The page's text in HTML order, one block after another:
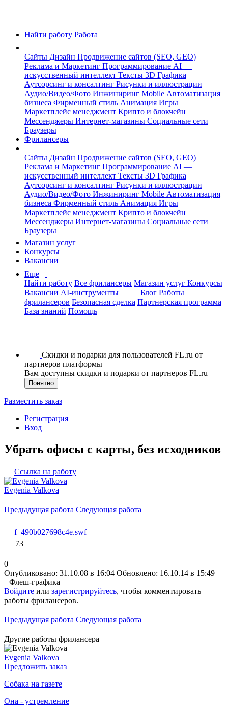
Найти работу Работа
Сайты Дизайн Продвижение сайтов (SEO, GEO)
Реклама и Маркетинг Программирование AI —
искусственный интеллект Тексты 3D Графика
Аутсорсинг и консалтинг Рисунки и иллюстрации
Аудио/Видео/Фото Инжиниринг Mobile Автоматизация
бизнеса Фирменный стиль Анимация Игры
Маркетплейс менеджмент Крипто и блокчейн
Мессенджеры Интернет-магазины Социальные сети
Браузеры
Фрилансеры
Сайты Дизайн Продвижение сайтов (SEO, GEO)
Реклама и Маркетинг Программирование AI —
искусственный интеллект Тексты 3D Графика
Аутсорсинг и консалтинг Рисунки и иллюстрации
Аудио/Видео/Фото Инжиниринг Mobile Автоматизация
бизнеса Фирменный стиль Анимация Игры
Маркетплейс менеджмент Крипто и блокчейн
Мессенджеры Интернет-магазины Социальные сети
Браузеры
Магазин услуг
Конкурсы
Вакансии
Еще
Найти работу Все фрилансеры Магазин услуг Конкурсы
Вакансии AI-инструменты Блог Работы
фрилансеров Безопасная сделка Партнерская программа
База знаний Помощь
Скидки и подарки для пользователей FL.ru от
партнеров платформы
Вам доступны скидки и подарки от партнеров FL.ru
Понятно
Разместить заказ
Регистрация
Вход
Убрать офисы с карты, без исходников
Ссылка на работу
Evgenia Valkova
Предыдущая работа Следующая работа
f_490b027698c4e.swf
73
0
Опубликовано: 31.10.08 в 16:04 Обновлено: 16.10.14 в 15:49
Флеш-графика
Войдите или зарегистрируйтесь, чтобы комментировать
работы фрилансеров.
Предыдущая работа Следующая работа
Другие работы фрилансера
Evgenia Valkova
Предложить заказ
Собака на газете
Она - устремление